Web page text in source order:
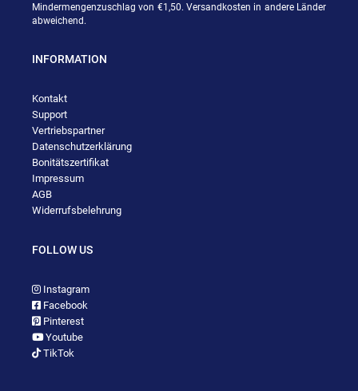
Mindermengenzuschlag von €1,50. Versandkosten in andere Länder
abweichend.
INFORMATION
Kontakt
Support
Vertriebspartner
Datenschutzerklärung
Bonitätszertifikat
Impressum
AGB
Widerrufsbelehrung
FOLLOW US
Instagram
Facebook
Pinterest
Youtube
TikTok